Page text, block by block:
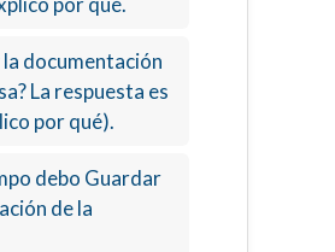
documentación
La respuesta es
por qué).
debo Guardar
de la